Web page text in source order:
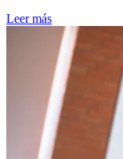
Leer más